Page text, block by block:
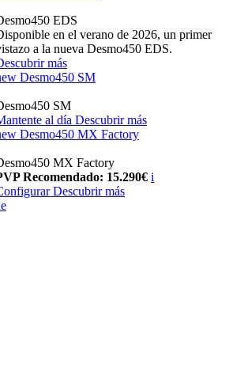
EDS
en el verano de 2026, un primer
a la nueva Desmo450 EDS.
más
Desmo450 SM
SM
al día Descubrir más
Desmo450 MX Factory
MX Factory
Recomendado: 15.290€ i
Descubrir más